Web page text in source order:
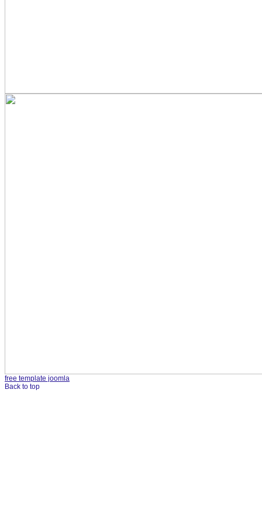
free template joomla
Back to top